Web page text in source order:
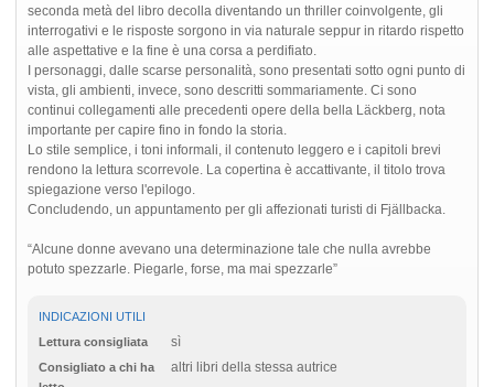
seconda metà del libro decolla diventando un thriller coinvolgente, gli
interrogativi e le risposte sorgono in via naturale seppur in ritardo rispetto
alle aspettative e la fine è una corsa a perdifiato.
I personaggi, dalle scarse personalità, sono presentati sotto ogni punto di
vista, gli ambienti, invece, sono descritti sommariamente. Ci sono
continui collegamenti alle precedenti opere della bella Läckberg, nota
importante per capire fino in fondo la storia.
Lo stile semplice, i toni informali, il contenuto leggero e i capitoli brevi
rendono la lettura scorrevole. La copertina è accattivante, il titolo trova
spiegazione verso l'epilogo.
Concludendo, un appuntamento per gli affezionati turisti di Fjällbacka.
“Alcune donne avevano una determinazione tale che nulla avrebbe
potuto spezzarle. Piegarle, forse, ma mai spezzarle”
INDICAZIONI UTILI
Lettura consigliata
sì
Consigliato a chi ha
altri libri della stessa autrice